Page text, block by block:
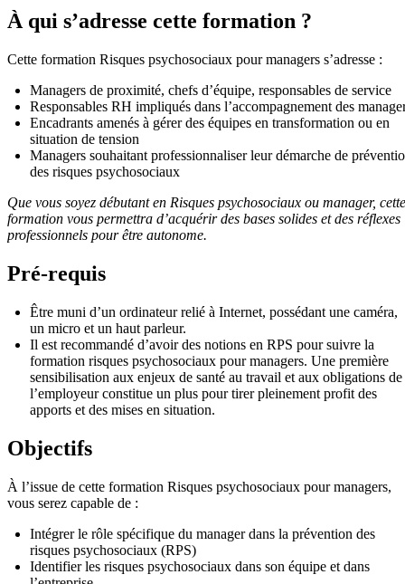
À qui s’adresse cette formation ?
Cette formation Risques psychosociaux pour managers s’adresse :
Managers de proximité, chefs d’équipe, responsables de service
Responsables RH impliqués dans l’accompagnement des
Encadrants amenés à gérer des équipes en transformation ou en
situation de tension
Managers souhaitant professionnaliser leur démarche de
des risques psychosociaux
Que vous soyez débutant en Risques psychosociaux ou manager, cette
formation vous permettra d’acquérir des bases solides et des réflexes
professionnels pour être autonome.
Pré-requis
Être muni d’un ordinateur relié à Internet, possédant une caméra,
un micro et un haut parleur.
Il est recommandé d’avoir des notions en RPS pour suivre la
formation risques psychosociaux pour managers. Une première
sensibilisation aux enjeux de santé au travail et aux obligations de
l’employeur constitue un plus pour tirer pleinement profit des
apports et des mises en situation.
Objectifs
À l’issue de cette formation Risques psychosociaux pour managers,
vous serez capable de :
Intégrer le rôle spécifique du manager dans la prévention des
risques psychosociaux (RPS)
Identifier les risques psychosociaux dans son équipe et dans